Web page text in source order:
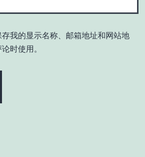
我的显示名称、邮箱地址和网站地
时使用。